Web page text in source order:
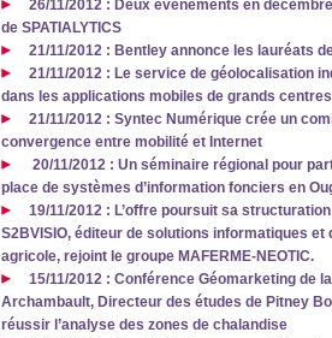
26/11/2012 : Deux événements en
de SPATIALYTICS
21/11/2012 : Bentley annonce les lauréats
21/11/2012 : Le service de géolocalisation
dans les applications mobiles de grands
21/11/2012 : Syntec Numérique crée un
convergence entre mobilité et Internet
20/11/2012 : Un séminaire régional pour
place de systèmes d’information fonciers en
19/11/2012 : L’offre poursuit sa
S2BVISIO, éditeur de solutions informatiques et
agricole, rejoint le groupe MAFERME-NEOTIC.
15/11/2012 : Conférence Géomarketing de
Archambault, Directeur des études de Pitney
réussir l’analyse des zones de chalandise